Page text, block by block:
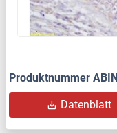
Produktnummer
Datenblatt